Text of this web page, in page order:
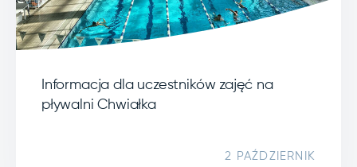
Informacja dla uczestników zajęć na
pływalni Chwiałka
2 PAŹDZIERNIK